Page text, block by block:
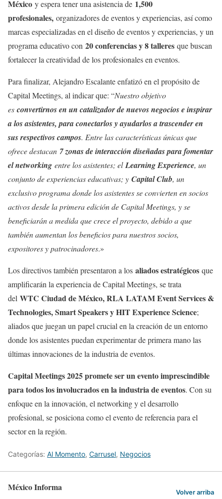
México y espera tener una asistencia de 1,500
profesionales, organizadores de eventos y experiencias, así como
marcas especializadas en el diseño de eventos y experiencias, y un
programa educativo con 20 conferencias y 8 talleres que buscan
fortalecer la creatividad de los profesionales en eventos.
Para finalizar, Alejandro Escalante enfatizó en el propósito de
Capital Meetings, al indicar que: “Nuestro objetivo
es convertirnos en un catalizador de nuevos negocios e inspirar
a los asistentes, para conectarlos y ayudarlos a trascender en
sus respectivos campos. Entre las características únicas que
ofrece destacan 7 zonas de interacción diseñadas para fomentar
el networking entre los asistentes; elLearning Experience, un
conjunto de experiencias educativas; y Capital Club, un
exclusivo programa donde los asistentes se convierten en socios
activos desde la primera edición de Capital Meetings, y se
beneficiarán a medida que crece el proyecto, debido a que
también aumentan los beneficios para nuestros socios,
expositores y patrocinadores.»
Los directivos también presentaron a los aliados estratégicos que
amplificarán la experiencia de Capital Meetings, se trata
del WTC Ciudad de México, RLA LATAM Event Services &
Technologies, Smart Speakers y HIT Experience Science;
aliados que juegan un papel crucial en la creación de un entorno
donde los asistentes puedan experimentar de primera mano las
últimas innovaciones de la industria de eventos.
Capital Meetings 2025 promete ser un evento imprescindible
para todos los involucrados en la industria de eventos. Con su
enfoque en la innovación, el networking y el desarrollo
profesional, se posiciona como el evento de referencia para el
sector en la región.
Categorías: Al Momento, Carrusel, Negocios
México Informa Volver arriba